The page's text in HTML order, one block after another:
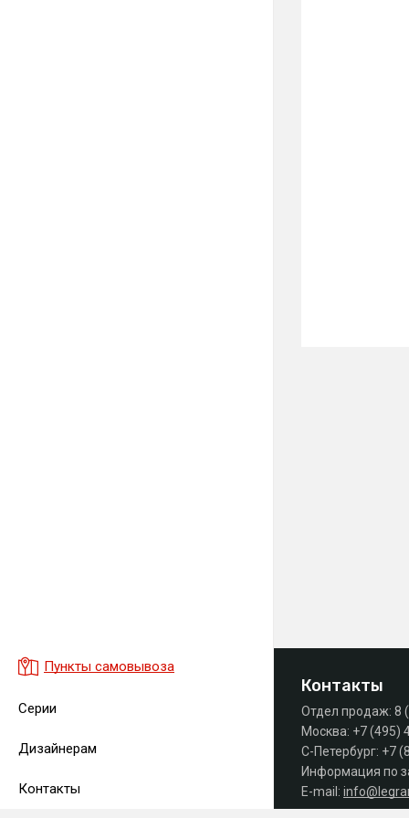
Пункты самовывоза
Серии
Дизайнерам
Контакты
Контакты
Отдел продаж: 8
Москва: +7 (495)
С-Петербург: +7
Информация по
E-mail: